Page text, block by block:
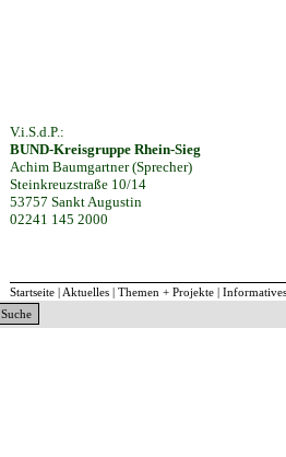
V.i.S.d.P.:
BUND-Kreisgruppe Rhein-Sieg
Achim Baumgartner (Sprecher)
Steinkreuzstraße 10/14
53757 Sankt Augustin
02241 145 2000
Startseite | Aktuelles | Themen + Projekte | Informatives
Suche